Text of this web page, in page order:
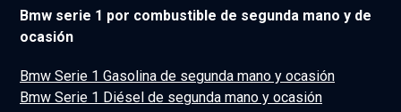
Bmw serie 1 por combustible de segunda mano y de
ocasión
Bmw Serie 1 Gasolina de segunda mano y ocasión
Bmw Serie 1 Diésel de segunda mano y ocasión